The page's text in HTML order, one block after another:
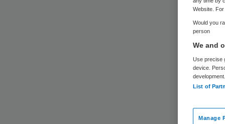
middel
Website.
Would you
person
We and
Use precise
device.
development.
List of
Manage